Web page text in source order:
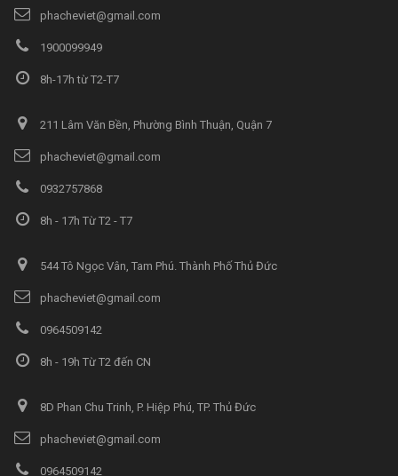
phacheviet@gmail.com
1900099949
8h-17h từ T2-T7
211 Lâm Văn Bền, Phường Bình Thuận, Quận 7
phacheviet@gmail.com
0932757868
8h - 17h Từ T2 - T7
544 Tô Ngọc Vân, Tam Phú. Thành Phố Thủ Đức
phacheviet@gmail.com
0964509142
8h - 19h Từ T2 đến CN
8D Phan Chu Trinh, P. Hiệp Phú, TP. Thủ Đức
phacheviet@gmail.com
0964509142